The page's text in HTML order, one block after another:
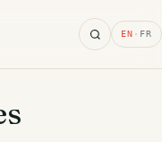
Search
EN · FR